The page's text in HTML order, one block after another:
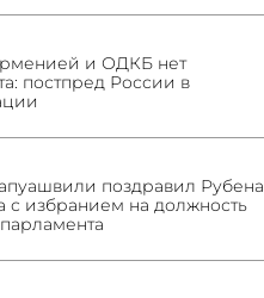
и ОДКБ нет
постпред России в
поздравил Рубена
с избранием на должность